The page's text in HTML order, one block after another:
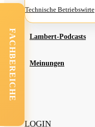
Tech­ni­sche Betriebswirte
Lam­­bert-Pod­­casts
Mei­nun­gen
LOGIN
FACHBEREICHE